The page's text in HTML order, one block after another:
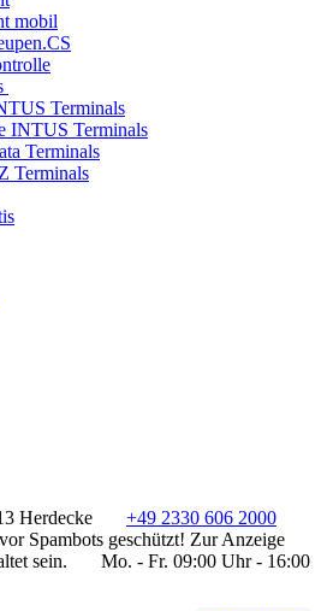
mobil
Terminals
INTUS Terminals
Terminals
Terminals
Herdecke
+49 2330 606 2000
Spambots geschützt! Zur Anzeige
sein.
Mo. - Fr. 09:00 Uhr - 16:00